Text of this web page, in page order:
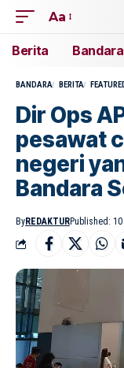
Aa
Berita Bandara
BANDARA BERITA
Dir Ops
pesawat
negeri
Bandara
ByREDAKTURPublished: 10